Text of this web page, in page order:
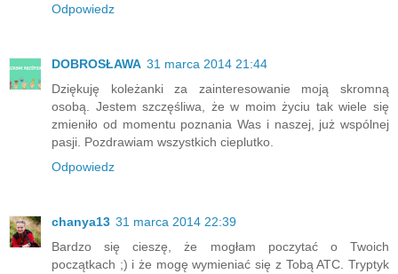
Odpowiedz
DOBROSŁAWA 31 marca 2014 21:44
Dziękuję koleżanki za zainteresowanie moją skromną
osobą. Jestem szczęśliwa, że w moim życiu tak wiele się
zmieniło od momentu poznania Was i naszej, już wspólnej
pasji. Pozdrawiam wszystkich cieplutko.
Odpowiedz
chanya13 31 marca 2014 22:39
Bardzo się cieszę, że mogłam poczytać o Twoich
początkach ;) i że mogę wymieniać się z Tobą ATC. Tryptyk